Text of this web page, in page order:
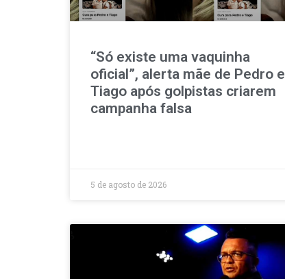
“Só existe uma vaquinha
oficial”, alerta mãe de Pedro e
Tiago após golpistas criarem
campanha falsa
5 de agosto de 2026